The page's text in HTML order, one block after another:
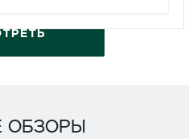
ОБЗОРЫ